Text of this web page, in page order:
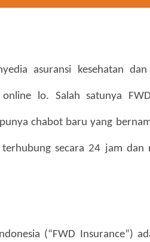
asuransi kesehatan
lo. Salah satunya
chabot baru yang
secara 24 jam dan
(“FWD Insurance”)